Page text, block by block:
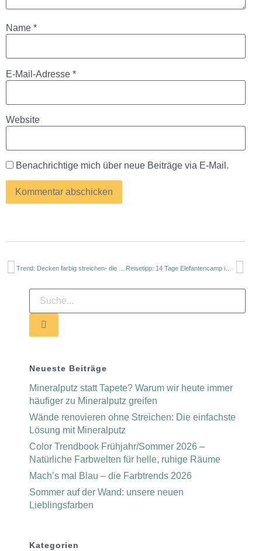
Name *
E-Mail-Adresse *
Website
Benachrichtige mich über neue Beiträge via E-Mail.
Reisetipp: 14 Tage Elefantencamp in Thailand
Neueste Beiträge
Mineralputz statt Tapete? Warum wir heute immer
häufiger zu Mineralputz greifen
Wände renovieren ohne Streichen: Die einfachste
Lösung mit Mineralputz
Color Trendbook Frühjahr/Sommer 2026 –
Natürliche Farbwelten für helle, ruhige Räume
Mach’s mal Blau – die Farbtrends 2026
Sommer auf der Wand: unsere neuen
Lieblingsfarben
Kategorien